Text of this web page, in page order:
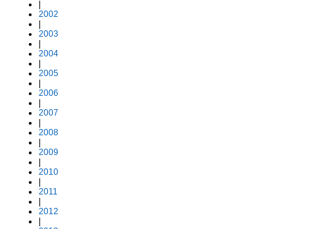
2002
2003
2004
2005
2006
2007
2008
2009
2010
2011
2012